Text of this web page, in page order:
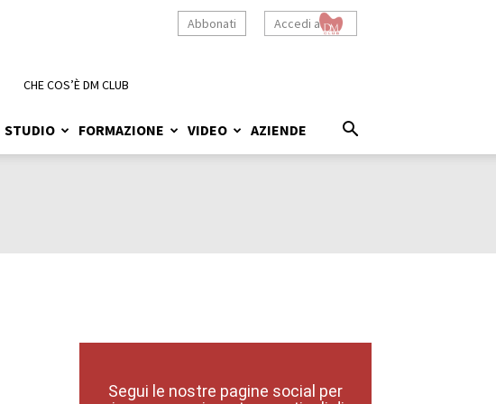
Accedi a
Abbonati
STUDIO FORMAZIONE VIDEO AZIENDE
CHE COS’È DM CLUB
Segui le nostre pagine social per